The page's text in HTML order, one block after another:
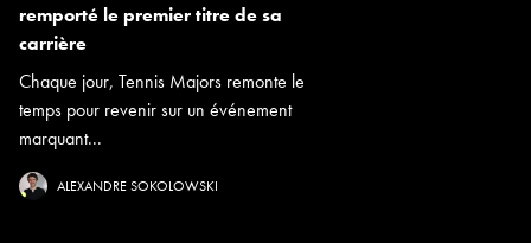
remporté le premier titre de sa
carrière
Chaque jour, Tennis Majors remonte le
temps pour revenir sur un événement
marquant...
ALEXANDRE SOKOLOWSKI